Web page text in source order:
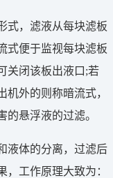
，滤液从每块滤板
式便于监视每块滤板
关闭该板出液口;若
外的则称暗流式，
的悬浮液的过滤。
体的分离，过滤后
工作原理大致为：